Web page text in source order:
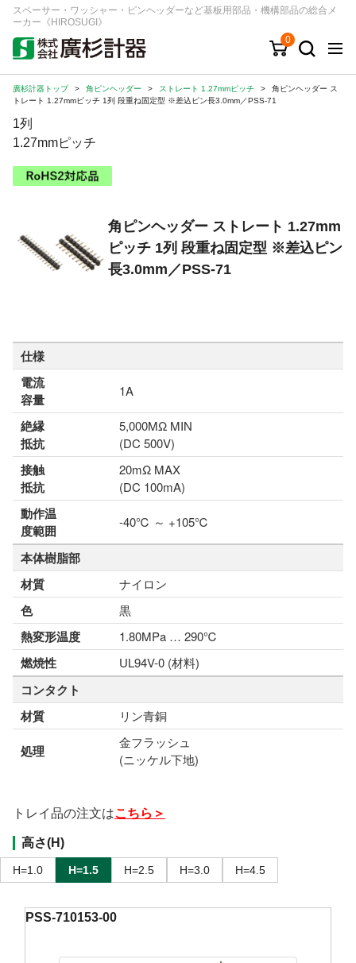
スペーサー・ワッシャー・ピンヘッダーなど基板用部品・機構部品の総合メ
ーカー《HIROSUGI》
0
キーワード 品番/シリーズ
商品カテゴリから探す
ジャンルから探す
シリーズから探す
ログイン
注文・見積りについて
会社情報
廣杉計器トップ > 角ピンヘッダー > ストレート 1.27mmピッチ >
角ピンヘッダー ス
トレート 1.27mmピッチ 1列 段重ね固定型 ※差込ピン長3.0mm／PSS-71
1列
1.27mmピッチ
角ピンヘッダー ストレート 1.27mm
ピッチ 1列 段重ね固定型 ※差込ピン
長3.0mm／PSS-71
仕様
電流
容量
1A
絶縁
抵抗
5,000MΩ MIN
(DC 500V)
接触
抵抗
20mΩ MAX
(DC 100mA)
動作温
度範囲
-40℃ ～ +105℃
本体樹脂部
材質
ナイロン
色 黒
熱変形温度 1.80MPa … 290℃
燃焼性 UL94V-0 (材料)
コンタクト
材質
リン青銅
処理
金フラッシュ
(ニッケル下地)
トレイ品の注文はこちら＞
高さ(H)
H=1.0 H=1.5 H=2.5 H=3.0 H=4.5
PSS-710153-00